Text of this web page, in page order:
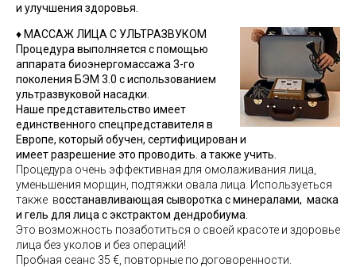
и улучшения здоровья.
♦ МАССАЖ ЛИЦА С УЛЬТРАЗВУКОМ
Процедура выполняется с помощью
аппарата биоэнергомассажа 3-го
поколения БЭМ 3.0 с использованием
ультразвуковой насадки.
Наше представительство имеет
единственного спецпредставителя в
Европе, который обучен, сертифицирован и
имеетразрешение это проводить. а также учить.
Процедура очень эффективная для омолаживания лица
уменьшения морщин, подтяжки овала лица. Используеться
также восстанавливающая сыворотка с минералами, маска
и гель для лица с экстрактом дендробиума.
Это возможность позаботиться о своей красоте и здоровье
лица без уколов и без операций!
Пробная сеанс 35 €, повторные по договоренности.